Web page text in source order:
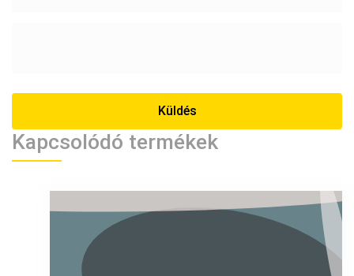
Kapcsolódó termékek